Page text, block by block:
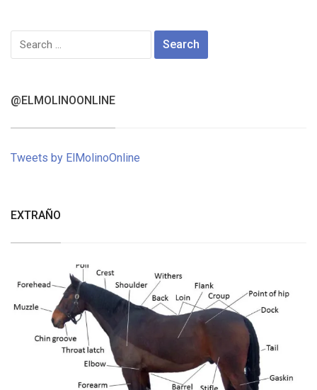
Search
for:
@ELMOLINOONLINE
Tweets by ElMolinoOnline
EXTRAÑO